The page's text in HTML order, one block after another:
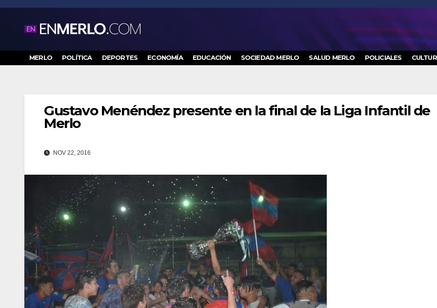
Saltar
contenido
MERLO POLÍTICA DEPORTES ECONOMÍA EDUCACIÓN SOCIEDAD MERLO SALUD MERLO POLICIALES
Gustavo Menéndez presente en la final de la Liga Infantil de
Merlo
NOV 22, 2016